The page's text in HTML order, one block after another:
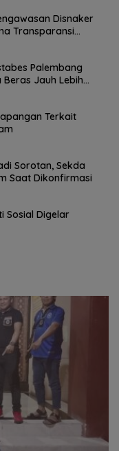
Disnaker
Transparansi
Palembang
Jauh Lebih
Terkait
Sorotan, Sekda
Saat Dikonfirmasi
Sosial Digelar